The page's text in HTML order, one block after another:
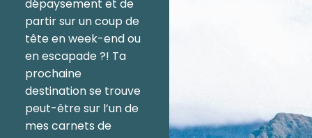
dépaysement et de
partir sur un coup de
tête en week-end ou
en escapade ?! Ta
prochaine
destination se trouve
peut-être sur l’un de
mes carnets de